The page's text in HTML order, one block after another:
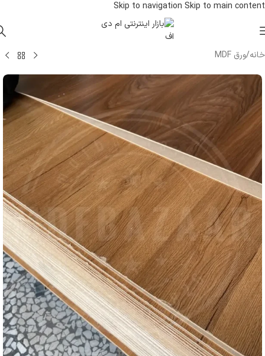
Skip to navigation Skip to main content
خانه/ورق MDF